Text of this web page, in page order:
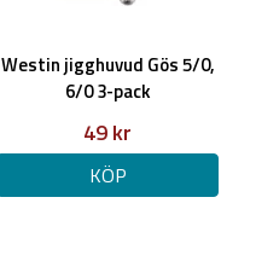
Westin jigghuvud Gös 5/0,
6/0 3-pack
49 kr
KÖP